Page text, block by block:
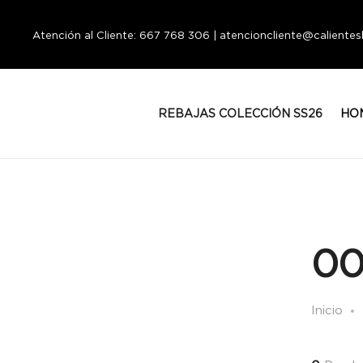
Atención al Cliente: 667 768 306 |
REBAJAS COLECCIÓN SS26
Inicio